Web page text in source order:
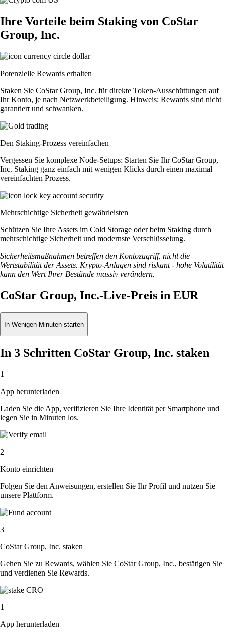
Ihre Vorteile beim Staking von CoStar
Group, Inc.
Potenzielle Rewards erhalten
Staken Sie CoStar Group, Inc. für direkte Token-Ausschüttungen auf
Ihr Konto, je nach Netzwerkbeteiligung. Hinweis: Rewards sind nicht
garantiert und schwanken.
Den Staking-Prozess vereinfachen
Vergessen Sie komplexe Node-Setups: Starten Sie Ihr CoStar Group,
Inc. Staking ganz einfach mit wenigen Klicks durch einen maximal
vereinfachten Prozess.
Mehrschichtige Sicherheit gewährleisten
Schützen Sie Ihre Assets im Cold Storage oder beim Staking durch
mehrschichtige Sicherheit und modernste Verschlüsselung.
Sicherheitsmaßnahmen betreffen den Kontozugriff, nicht die
Wertstabilität der Assets. Krypto-Anlagen sind riskant - hohe Volatilität
kann den Wert Ihrer Bestände massiv verändern.
CoStar Group, Inc.-Live-Preis in EUR
In Wenigen Minuten starten
In 3 Schritten CoStar Group, Inc. staken
1
App herunterladen
Laden Sie die App, verifizieren Sie Ihre Identität per Smartphone und
legen Sie in Minuten los.
2
Konto einrichten
Folgen Sie den Anweisungen, erstellen Sie Ihr Profil und nutzen Sie
unsere Plattform.
3
CoStar Group, Inc. staken
Gehen Sie zu Rewards, wählen Sie CoStar Group, Inc., bestätigen Sie
und verdienen Sie Rewards.
1
App herunterladen